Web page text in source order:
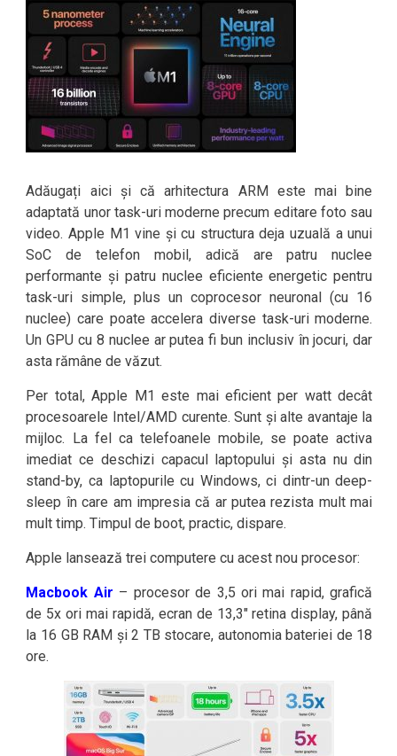
Adăugați aici și că arhitectura ARM este mai bine
adaptată unor task-uri moderne precum editare foto sau
video. Apple M1 vine și cu structura deja uzuală a unui
SoC de telefon mobil, adică are patru nuclee
performante și patru nuclee eficiente energetic pentru
task-uri simple, plus un coprocesor neuronal (cu 16
nuclee) care poate accelera diverse task-uri moderne.
Un GPU cu 8 nuclee ar putea fi bun inclusiv în jocuri, dar
asta rămâne de văzut.
Per total, Apple M1 este mai eficient per watt decât
procesoarele Intel/AMD curente. Sunt și alte avantaje la
mijloc. La fel ca telefoanele mobile, se poate activa
imediat ce deschizi capacul laptopului și asta nu din
stand-by, ca laptopurile cu Windows, ci dintr-un deep-
sleep în care am impresia că ar putea rezista mult mai
mult timp. Timpul de boot, practic, dispare.
Apple lansează trei computere cu acest nou procesor:
Macbook Air – procesor de 3,5 ori mai rapid, grafică
de 5x ori mai rapidă, ecran de 13,3″ retina display, până
la 16 GB RAM și 2 TB stocare, autonomia bateriei de 18
ore.